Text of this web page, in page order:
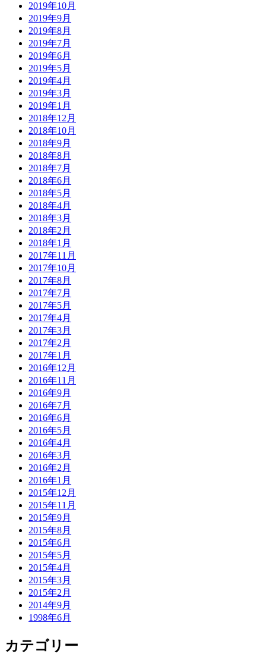
2019年10月
2019年9月
2019年8月
2019年7月
2019年6月
2019年5月
2019年4月
2019年3月
2019年1月
2018年12月
2018年10月
2018年9月
2018年8月
2018年7月
2018年6月
2018年5月
2018年4月
2018年3月
2018年2月
2018年1月
2017年11月
2017年10月
2017年8月
2017年7月
2017年5月
2017年4月
2017年3月
2017年2月
2017年1月
2016年12月
2016年11月
2016年9月
2016年7月
2016年6月
2016年5月
2016年4月
2016年3月
2016年2月
2016年1月
2015年12月
2015年11月
2015年9月
2015年8月
2015年6月
2015年5月
2015年4月
2015年3月
2015年2月
2014年9月
1998年6月
カテゴリー